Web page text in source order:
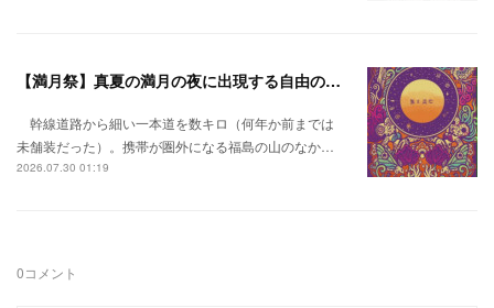
【満月祭】真夏の満月の夜に出現する自由の桃源郷。
幹線道路から細い一本道を数キロ（何年か前までは
未舗装だった）。携帯が圏外になる福島の山のなか…
2026.07.30 01:19
0コメント